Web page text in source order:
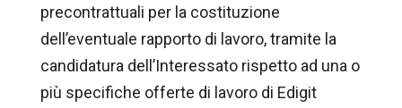
precontrattuali per la costituzione
dell’eventuale rapporto di lavoro, tramite la
candidatura dell’Interessato rispetto ad una o
più specifiche offerte di lavoro di Edigit